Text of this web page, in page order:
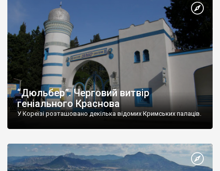
“Дюльбер”. Черговий витвір
геніального Краснова
У Кореїзі розташовано декілька відомих Кримських палаців.